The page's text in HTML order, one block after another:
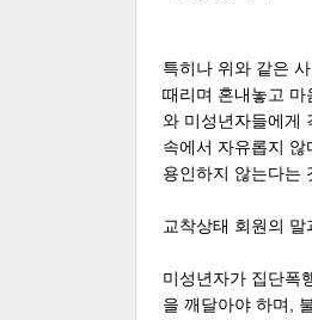
특히나 위와 같은
때리며 혼내놓고
와 미성년자들에게
속에서 자유롭지
용인하지 않는다는
교착상태 회원의
미성년자가 집단폭
을 깨달아야 하며,